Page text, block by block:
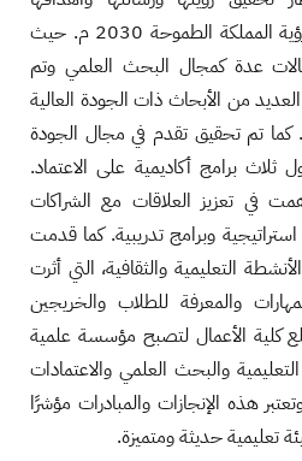
الاستراتيجية، ومواكبة ودعم رؤية المملكة الطموحة 2030 م. حيث
عدة كمجال البحث العلمي وتم
من الأبحاث ذات الجودة العالية
كما تم تحقيق تقدم في مجال الجودة
ثلاث برامج أكاديمية على الاعتماد.
في تعزيز العلاقات مع الشراكات
وبرامج تدريبية. كما قدمت
التعليمية والثقافية، التي أثرت
والمعرفة للطلاب والخريجين
كلية الأعمال لتصبح مؤسسة علمية
والبحث العلمي والاعتمادات
هذه الإنجازات والمبادرات مؤشرًا
تعليمية حديثة ومتميزة.